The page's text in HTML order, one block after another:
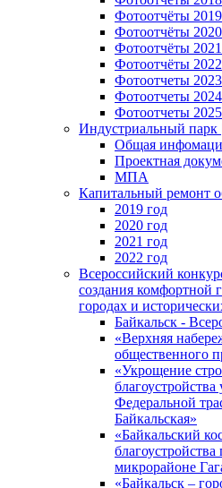
Фотоотчёты 2019
Фотоотчёты 2020
Фотоотчёты 2021
Фотоотчёты 2022
Фотоотчеты 2023
Фотоотчеты 2024
Фотоотчеты 2025
Индустриальный парк
Общая
Проектная
МПА
Капитальный ремонт
2019 год
2020 год
2021 год
2022 год
Всероссийский
создания комфортной
городах и
Байкальск -
«Верхняя
общественного
«Укрощение
Федеральной
Байкальская»
«Байкальский
благоустройства
микрорайоне
«Байкальск –